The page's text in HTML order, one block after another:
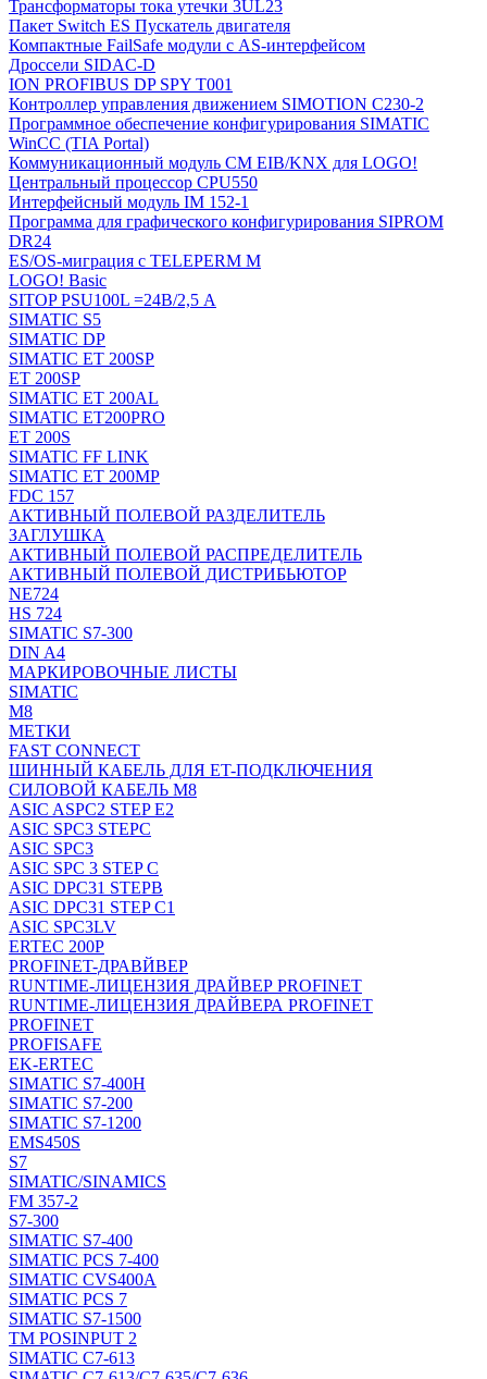
Трансформаторы тока утечки 3UL23
Пакет Switch ES Пускатель двигателя
Компактные FailSafe модули с AS-интерфейсом
Дроссели SIDAC-D
ION PROFIBUS DP SPY T001
Контроллер управления движением SIMOTION C230-2
Программное обеспечение конфигурирования SIMATIC
WinCC (TIA Portal)
Коммуникационный модуль CM EIB/KNX для LOGO!
Центральный процессор CPU550
Интерфейсный модуль IM 152-1
Программа для графического конфигурирования SIPROM
DR24
ES/OS-миграция с TELEPERM M
LOGO! Basic
SITOP PSU100L =24В/2,5 A
SIMATIC S5
SIMATIC DP
SIMATIC ET 200SP
ET 200SP
SIMATIC ET 200AL
SIMATIC ET200PRO
ET 200S
SIMATIC FF LINK
SIMATIC ET 200MP
FDC 157
АКТИВНЫЙ ПОЛЕВОЙ РАЗДЕЛИТЕЛЬ
ЗАГЛУШКА
АКТИВНЫЙ ПОЛЕВОЙ РАСПРЕДЕЛИТЕЛЬ
АКТИВНЫЙ ПОЛЕВОЙ ДИСТРИБЬЮТОР
NE724
HS 724
SIMATIC S7-300
DIN A4
МАРКИРОВОЧНЫЕ ЛИСТЫ
SIMATIC
M8
МЕТКИ
FAST CONNECT
ШИННЫЙ КАБЕЛЬ ДЛЯ ET-ПОДКЛЮЧЕНИЯ
СИЛОВОЙ КАБЕЛЬ M8
ASIC ASPC2 STEP E2
ASIC SPC3 STEPC
ASIC SPC3
ASIC SPC 3 STEP C
ASIC DPC31 STEPB
ASIC DPC31 STEP C1
ASIC SPC3LV
ERTEC 200P
PROFINET-ДРАВЙВЕР
RUNTIME-ЛИЦЕНЗИЯ ДРАЙВЕР PROFINET
RUNTIME-ЛИЦЕНЗИЯ ДРАЙВЕРА PROFINET
PROFINET
PROFISAFE
EK-ERTEC
SIMATIC S7-400H
SIMATIC S7-200
SIMATIC S7-1200
EMS450S
S7
SIMATIC/SINAMICS
FM 357-2
S7-300
SIMATIC S7-400
SIMATIC PCS 7-400
SIMATIC CVS400A
SIMATIC PCS 7
SIMATIC S7-1500
TM POSINPUT 2
SIMATIC C7-613